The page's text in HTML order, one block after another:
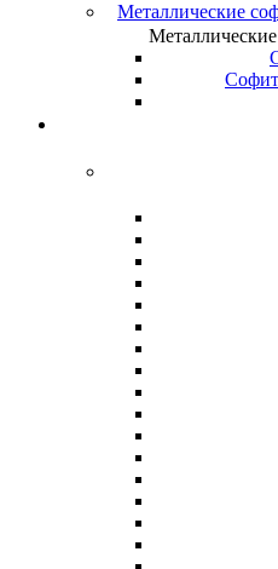
Металлические